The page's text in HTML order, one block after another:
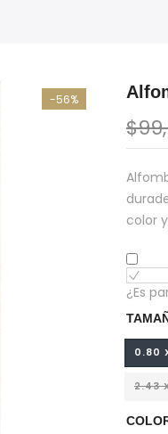
-56%
color
¿Es
0.80
2.43